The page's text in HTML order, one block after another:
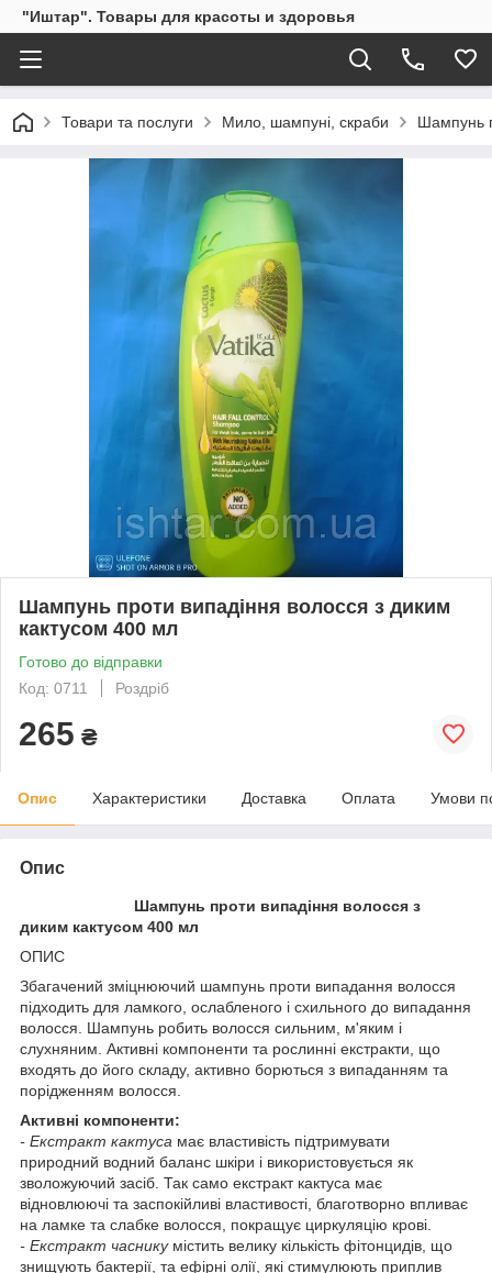
"Иштар". Товары для красоты и здоровья
Товари та послуги Мило, шампуні, скраби Шампунь
Шампунь проти випадіння волосся з диким
кактусом 400 мл
Готово до відправки
Код: 0711
Роздріб
265 ₴
Опис Характеристики Доставка Оплата Умови
Опис
Шампунь проти випадіння волосся з
диким кактусом 400 мл
ОПИС
Збагачений зміцнюючий шампунь проти випадання волосся
підходить для ламкого, ослабленого і схильного до випадання
волосся. Шампунь робить волосся сильним, м'яким і
слухняним. Активні компоненти та рослинні екстракти, що
входять до його складу, активно борються з випаданням та
порідженням волосся.
Активні компоненти:
- Екстракт кактуса має властивість підтримувати
природний водний баланс шкіри і використовується як
зволожуючий засіб. Так само екстракт кактуса має
відновлюючі та заспокійливі властивості, благотворно впливає
на ламке та слабке волосся, покращує циркуляцію крові.
- Екстракт часникумістить велику кількість фітонцидів, що
знищують бактерії, та ефірні олії, які стимулюють приплив